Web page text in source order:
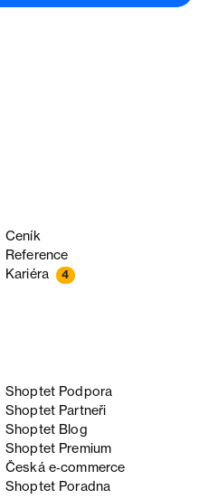
Ceník
Reference
Kariéra 4
Shoptet Podpora
Shoptet Partneři
Shoptet Blog
Shoptet Premium
Česká e‑commerce
Shoptet Poradna